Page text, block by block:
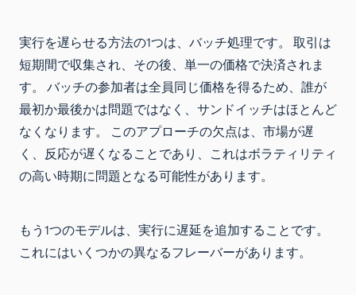
実行を遅らせる方法の1つは、バッチ処理です。 取引は
短期間で収集され、その後、単一の価格で決済されま
す。 バッチの参加者は全員同じ価格を得るため、誰が
最初か最後かは問題ではなく、サンドイッチはほとんど
なくなります。 このアプローチの欠点は、市場が遅
く、反応が遅くなることであり、これはボラティリティ
の高い時期に問題となる可能性があります。
もう1つのモデルは、実行に遅延を追加することです。
これにはいくつかの異なるフレーバーがあります。